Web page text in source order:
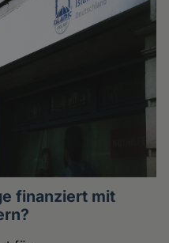
finanziert mit